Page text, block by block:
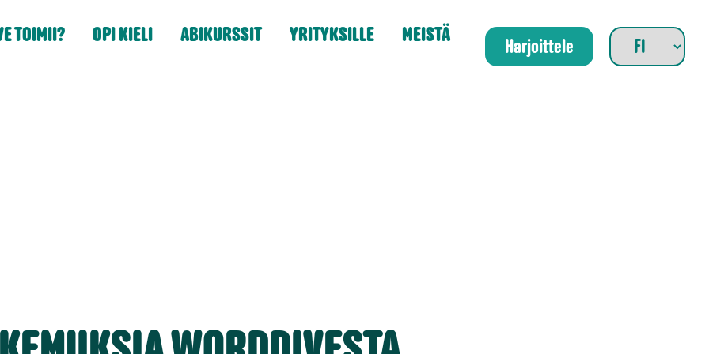
TOIMII? OPI KIELI ABIKURSSIT YRITYKSILLE
MEISTÄ
Harjoittele